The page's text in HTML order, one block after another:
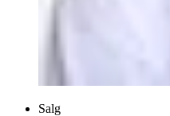
Salg